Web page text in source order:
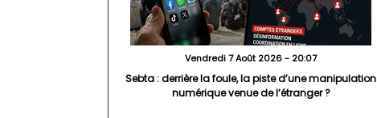
Vendredi 7 Août 2026 - 20:07
Sebta : derrière la foule, la piste d’une manipulation
numérique venue de l’étranger ?